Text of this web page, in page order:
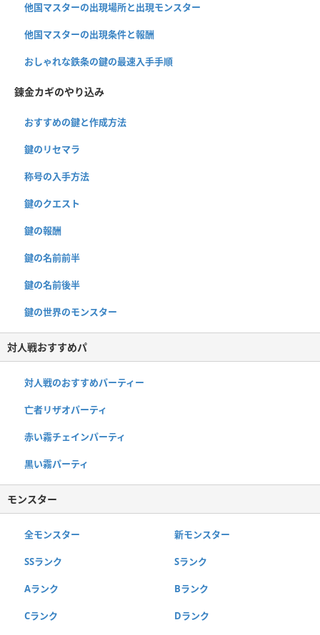
他国マスターの出現場所と出現モンスター
他国マスターの出現条件と報酬
おしゃれな鉄条の鍵の最速入手手順
錬金カギのやり込み
おすすめの鍵と作成方法
鍵のリセマラ
称号の入手方法
鍵のクエスト
鍵の報酬
鍵の名前前半
鍵の名前後半
鍵の世界のモンスター
対人戦おすすめパ
対人戦のおすすめパーティー
亡者リザオパーティ
赤い霧チェインパーティ
黒い霧パーティ
モンスター
全モンスター 新モンスター
SSランク Sランク
Aランク Bランク
Cランク Dランク